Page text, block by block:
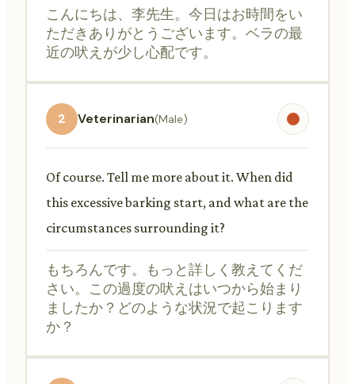
こんにちは、李先生。今日はお時間をい
ただきありがとうございます。ベラの最
近の吠えが少し心配です。
2 Veterinarian(Male)
Of course. Tell me more about it. When did
this excessive barking start, and what are the
circumstances surrounding it?
もちろんです。もっと詳しく教えてくだ
さい。この過度の吠えはいつから始まり
ましたか？どのような状況で起こります
か？